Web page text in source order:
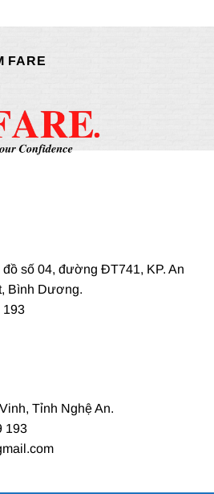
FARE
số 04, đường ĐT741, KP. An
Bình Dương.
193
Tỉnh Nghệ An.
193